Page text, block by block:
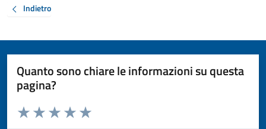
Indietro
Quanto sono chiare le informazioni su questa
pagina?
Valuta da 1 a 5 stelle la pagina
Valuta 5 stelle su 5
Valuta 4 stelle su 5
Valuta 3 stelle su 5
Valuta 2 stelle su 5
Valuta 1 stelle su 5